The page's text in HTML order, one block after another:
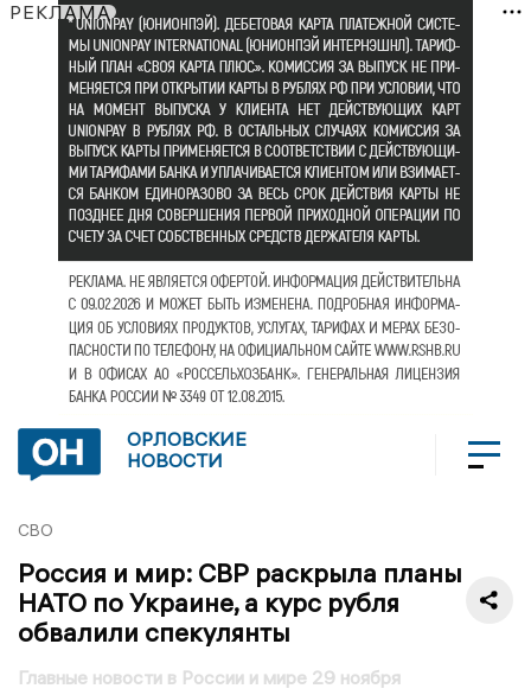
РЕКЛАМА
ОРЛОВСКИЕ
НОВОСТИ
СВО
Россия и мир: СВР раскрыла планы
НАТО по Украине, а курс рубля
обвалили спекулянты
Главные новости в России и мире 29 ноября